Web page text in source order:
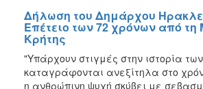
Δήλωση του Δημάρχου
Επέτειο των 72 χρόνων από τη
Κρήτης
"Υπάρχουν στιγμές στην ιστορία
καταγράφονται ανεξίτηλα στο
η ανθρώπινη ψυχή σκύβει με